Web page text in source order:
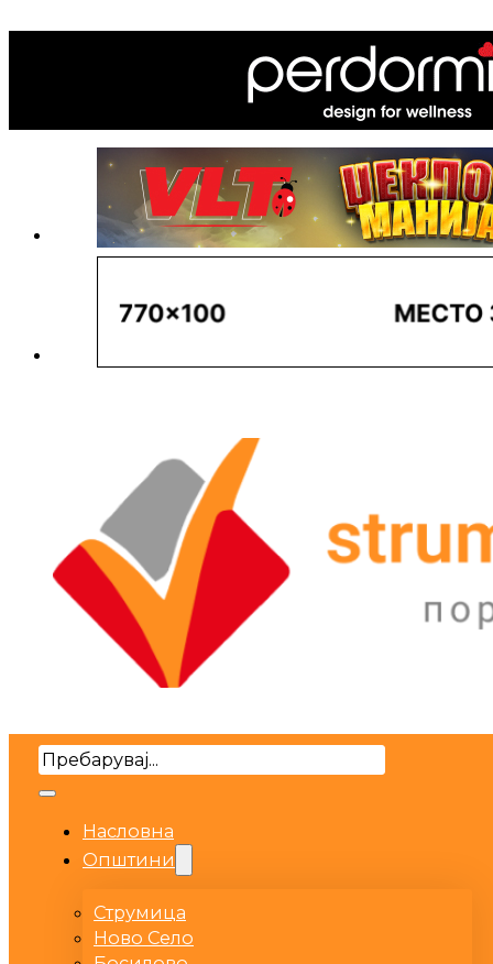
Search
Насловна
Општини
Струмица
Ново Село